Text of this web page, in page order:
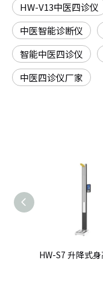
HW-V13中医四诊仪
中医智能诊断仪
智能中医四诊仪
中医四诊仪厂家